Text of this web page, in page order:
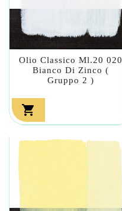
Olio Classico Ml.20 020
Bianco Di Zinco (
Gruppo 2 )
